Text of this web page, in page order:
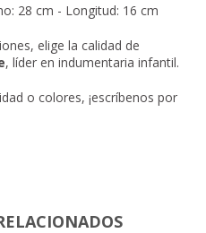
28 cm - Longitud: 16 cm
elige la calidad de
, líder en indumentaria infantil.
o colores, ¡escríbenos por